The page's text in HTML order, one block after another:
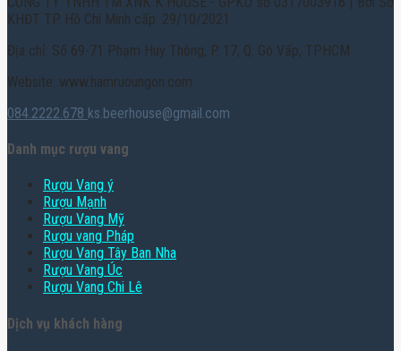
KHĐT TP. Hồ Chí Minh cấp: 29/10/2021
Địa chỉ: Số 69-71 Phạm Huy Thông, P. 17, Q. Gò Vấp, TPHCM
Website: www.hamruoungon.com
084.2222.678 ks.beerhouse@gmail.com
Danh mục rượu vang
Rượu Vang ý
Rượu Mạnh
Rượu Vang Mỹ
Rượu vang Pháp
Rượu Vang Tây Ban Nha
Rượu Vang Úc
Rượu Vang Chi Lê
Dịch vụ khách hàng